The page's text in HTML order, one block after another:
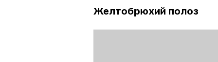
Желтобрюхий полоз